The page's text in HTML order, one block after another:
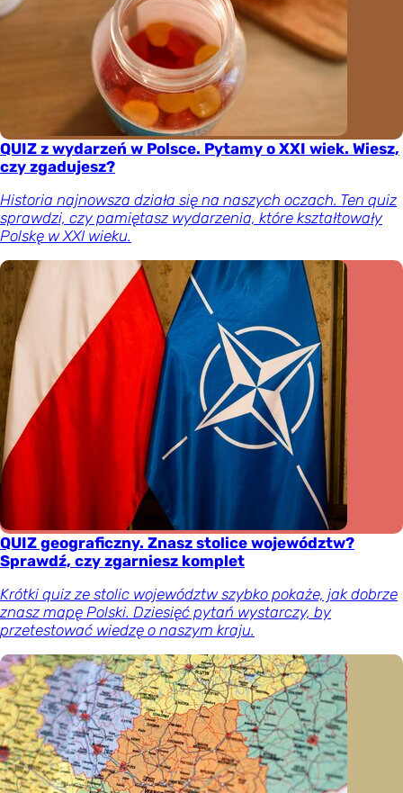
QUIZ z wydarzeń w Polsce. Pytamy o XXI wiek. Wiesz,
czy zgadujesz?
Historia najnowsza działa się na naszych oczach. Ten quiz
sprawdzi, czy pamiętasz wydarzenia, które kształtowały
Polskę w XXI wieku.
QUIZ geograficzny. Znasz stolice województw?
Sprawdź, czy zgarniesz komplet
Krótki quiz ze stolic województw szybko pokaże, jak dobrze
znasz mapę Polski. Dziesięć pytań wystarczy, by
przetestować wiedzę o naszym kraju.